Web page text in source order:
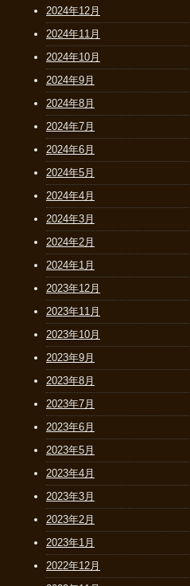
2024年12月
2024年11月
2024年10月
2024年9月
2024年8月
2024年7月
2024年6月
2024年5月
2024年4月
2024年3月
2024年2月
2024年1月
2023年12月
2023年11月
2023年10月
2023年9月
2023年8月
2023年7月
2023年6月
2023年5月
2023年4月
2023年3月
2023年2月
2023年1月
2022年12月